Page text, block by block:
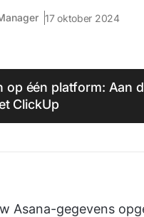
17 oktober 2024
op één platform: Aan
ClickUp
Asana-gegevens